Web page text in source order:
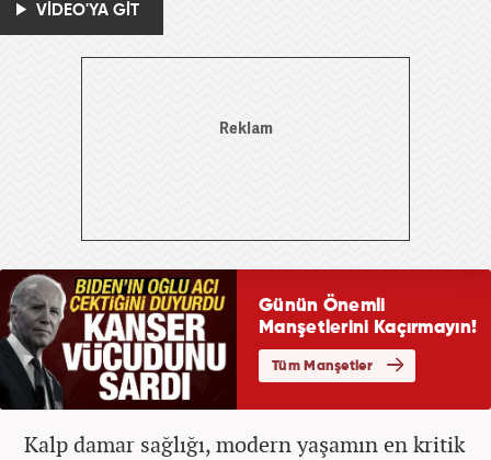
VİDEO'YA GİT
Kalp damar sağlığı, modern yaşamın en kritik